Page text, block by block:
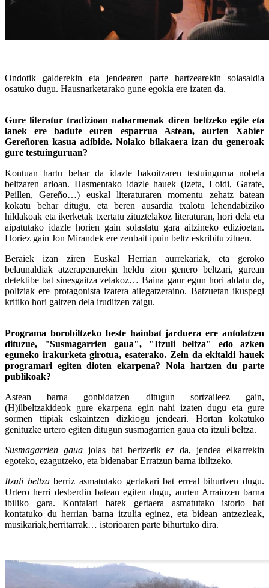
Ondotik galderekin eta jendearen parte hartzearekin solasaldia
osatuko dugu. Hausnarketarako gune egokia ere izaten da.
Gure literatur tradizioan nabarmenak diren beltzeko egile eta
lanek ere badute euren esparrua Astean, aurten Xabier
Gereñoren kasua adibide. Nolako bilakaera izan du generoak
gure testuinguruan?
Kontuan hartu behar da idazle bakoitzaren testuingurua nobela
beltzaren arloan. Hasmentako idazle hauek (Izeta, Loidi, Garate,
Peillen, Gereño…) euskal literaturaren momentu zehatz batean
kokatu behar ditugu, eta beren ausardia txalotu lehendabiziko
hildakoak eta ikerketak txertatu zituztelakoz literaturan, hori dela eta
aipatutako idazle horien gain solastatu gara aitzineko edizioetan.
Horiez gain Jon Mirandek ere zenbait ipuin beltz eskribitu zituen.
Beraiek izan ziren Euskal Herrian aurrekariak, eta geroko
belaunaldiak atzerapenarekin heldu zion genero beltzari, gurean
detektibe bat sinesgaitza zelakoz… Baina gaur egun hori aldatu da,
poliziak ere protagonista izatera ailegatzeraino. Batzuetan ikuspegi
kritiko hori galtzen dela iruditzen zaigu.
Programa borobiltzeko beste hainbat jarduera ere antolatzen
dituzue, "Susmagarrien gaua", "Itzuli beltza" edo azken
eguneko irakurketa girotua, esaterako. Zein da ekitaldi hauek
programari egiten dioten ekarpena? Nola hartzen du parte
publikoak?
Astean barna gonbidatzen ditugun sortzaileez gain,
(H)ilbeltzakideok gure ekarpena egin nahi izaten dugu eta gure
sormen ttipiak eskaintzen dizkiogu jendeari. Hortan kokatuko
genituzke urtero egiten ditugun susmagarrien gaua eta itzuli beltza.
Susmagarrien gauajolas bat bertzerik ez da, jendea elkarrekin
egoteko, ezagutzeko, eta bidenabar Erratzun barna ibiltzeko.
Itzuli beltzaberriz asmatutako gertakari bat erreal bihurtzen dugu.
Urtero herri desberdin batean egiten dugu, aurten Arraiozen barna
ibiliko gara. Kontalari batek gertaera asmatutako istorio bat
kontatuko du herrian barna itzulia eginez, eta bidean antzezleak,
musikariak,herritarrak… istorioaren parte bihurtuko dira.